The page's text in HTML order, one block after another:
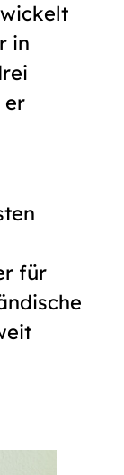
in
er
für